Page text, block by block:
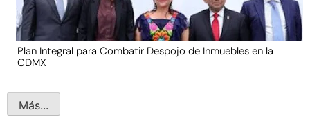
Plan Integral para Combatir Despojo de Inmuebles en la
CDMX
Más...